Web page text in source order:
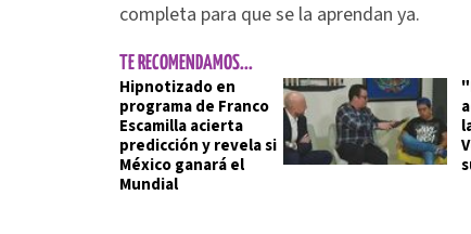
completa para que se la aprendan ya.
TE RECOMENDAMOS...
Hipnotizado en
programa de Franco
Escamilla acierta
predicción y revela si
México ganará el
Mundial